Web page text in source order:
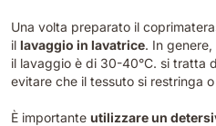
Una volta preparato il
il lavaggio in lavatrice. In
il lavaggio è di 30-40°C. si tratta
evitare che il tessuto si restringa
È importante utilizzare un